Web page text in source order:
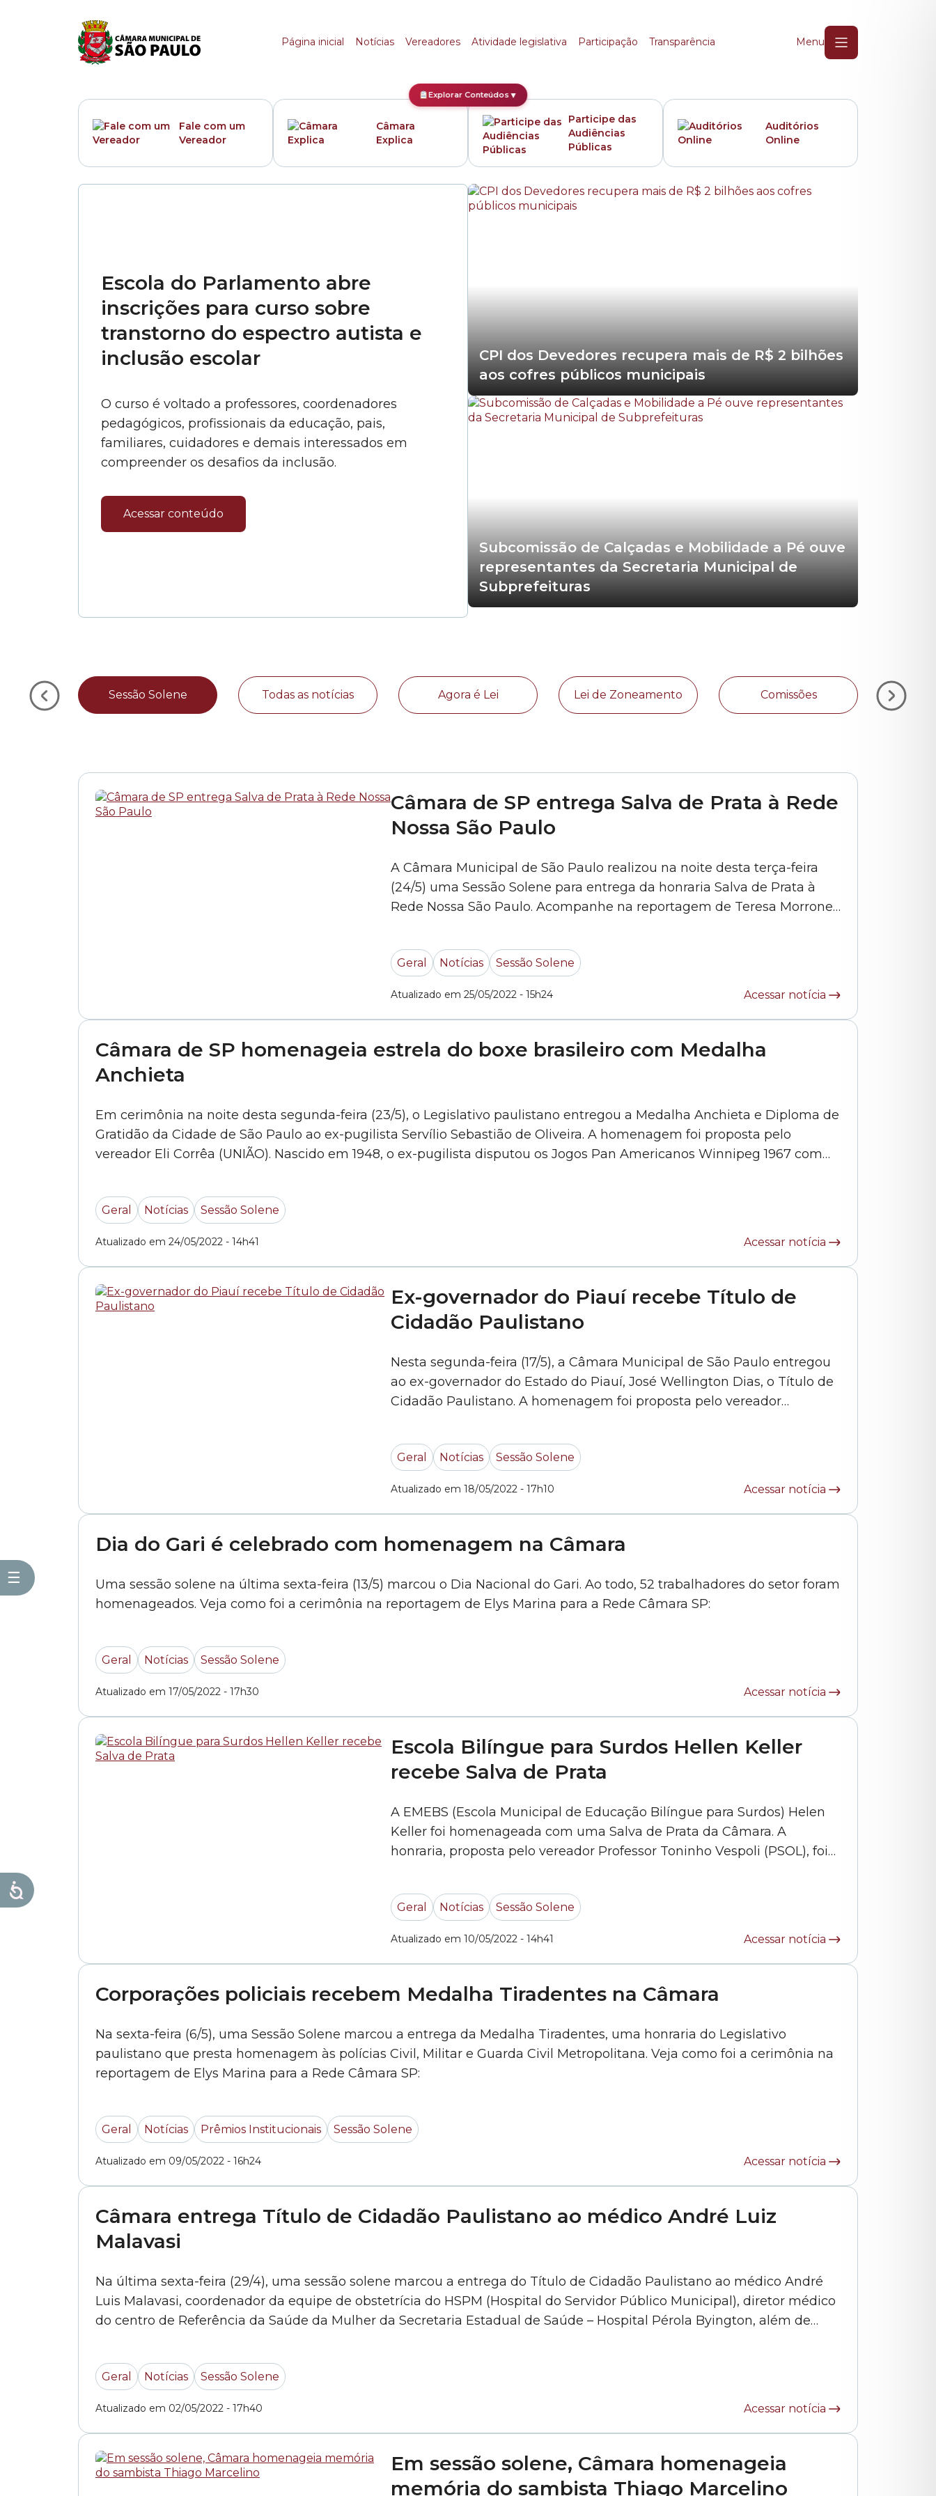
Categoria:
Explorar Conteúdos▼
☰
Página inicial Notícias Vereadores Atividade legislativa Participação Transparência Menu
Fale com um
Vereador
Câmara
Explica
Participe das
Audiências
Públicas
Auditórios
Online
Escola do Parlamento abre
inscrições para curso sobre
transtorno do espectro autista e
inclusão escolar
O curso é voltado a professores, coordenadores
pedagógicos, profissionais da educação, pais,
familiares, cuidadores e demais interessados em
compreender os desafios da inclusão.
Acessar conteúdo
CPI dos Devedores recupera mais de R$ 2 bilhões
aos cofres públicos municipais
Subcomissão de Calçadas e Mobilidade a Pé ouve
representantes da Secretaria Municipal de
Subprefeituras
Sessão Solene Todas as notícias Agora é Lei Lei de Zoneamento Comissões
Câmara de SP entrega Salva de Prata à Rede
Nossa São Paulo
A Câmara Municipal de São Paulo realizou na noite desta terça-feira
(24/5) uma Sessão Solene para entrega da honraria Salva de Prata à
Rede Nossa São Paulo. Acompanhe na reportagem de Teresa Morrone
Geral Notícias Sessão Solene
Atualizado em 25/05/2022 - 15h24 Acessar notícia
Câmara de SP homenageia estrela do boxe brasileiro com Medalha
Anchieta
Em cerimônia na noite desta segunda-feira (23/5), o Legislativo paulistano entregou a Medalha Anchieta e Diploma de
Gratidão da Cidade de São Paulo ao ex-pugilista Servílio Sebastião de Oliveira. A homenagem foi proposta pelo
vereador Eli Corrêa (UNIÃO). Nascido em 1948, o ex-pugilista disputou os Jogos Pan Americanos Winnipeg 1967 com
Geral Notícias Sessão Solene
Atualizado em 24/05/2022 - 14h41 Acessar notícia
Ex-governador do Piauí recebe Título de
Cidadão Paulistano
Nesta segunda-feira (17/5), a Câmara Municipal de São Paulo entregou
ao ex-governador do Estado do Piauí, José Wellington Dias, o Título de
Cidadão Paulistano. A homenagem foi proposta pelo vereador
do Estado do Piauí por quatro mandatos. Em sua trajetória política
Geral Notícias Sessão Solene
Atualizado em 18/05/2022 - 17h10 Acessar notícia
Dia do Gari é celebrado com homenagem na Câmara
Uma sessão solene na última sexta-feira (13/5) marcou o Dia Nacional do Gari. Ao todo, 52 trabalhadores do setor foram
homenageados. Veja como foi a cerimônia na reportagem de Elys Marina para a Rede Câmara SP:
Geral Notícias Sessão Solene
Atualizado em 17/05/2022 - 17h30 Acessar notícia
Escola Bilíngue para Surdos Hellen Keller
recebe Salva de Prata
A EMEBS (Escola Municipal de Educação Bilíngue para Surdos) Helen
Keller foi homenageada com uma Salva de Prata da Câmara. A
honraria, proposta pelo vereador Professor Toninho Vespoli (PSOL), foi
direção, Marcos Medeiros, em uma solenidade nesta segunda-feira
(9/5). No dia 13 de outubro,... »
Geral Notícias Sessão Solene
Atualizado em 10/05/2022 - 14h41 Acessar notícia
Corporações policiais recebem Medalha Tiradentes na Câmara
Na sexta-feira (6/5), uma Sessão Solene marcou a entrega da Medalha Tiradentes, uma honraria do Legislativo
paulistano que presta homenagem às polícias Civil, Militar e Guarda Civil Metropolitana. Veja como foi a cerimônia na
reportagem de Elys Marina para a Rede Câmara SP:
Geral Notícias Prêmios Institucionais Sessão Solene
Atualizado em 09/05/2022 - 16h24 Acessar notícia
Câmara entrega Título de Cidadão Paulistano ao médico André Luiz
Malavasi
Na última sexta-feira (29/4), uma sessão solene marcou a entrega do Título de Cidadão Paulistano ao médico André
Luis Malavasi, coordenador da equipe de obstetrícia do HSPM (Hospital do Servidor Público Municipal), diretor médico
do centro de Referência da Saúde da Mulher da Secretaria Estadual de Saúde – Hospital Pérola Byington, além de
Geral Notícias Sessão Solene
Atualizado em 02/05/2022 - 17h40 Acessar notícia
Em sessão solene, Câmara homenageia
memória do sambista Thiago Marcelino